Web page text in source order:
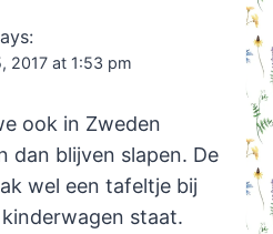
2017 at 1:53 pm
ook in Zweden
dan blijven slapen. De
wel een tafeltje bij
staat.